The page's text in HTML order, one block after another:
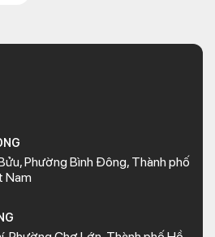
Phường Bình Đông, Thành phố
Nam